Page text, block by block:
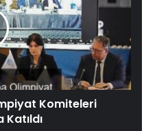
Komiteleri
Katıldı